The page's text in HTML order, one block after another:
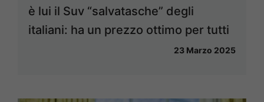
è lui il Suv “salvatasche” degli
italiani: ha un prezzo ottimo per tutti
23 Marzo 2025